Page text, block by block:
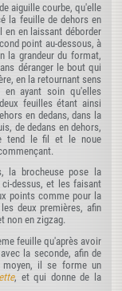
aiguille courbe, qu'elle
la feuille de dehors en
en en laissant déborder
point au-dessous, à
la grandeur du format,
déranger le bout qui
en la retournant sens
ayant soin qu'elles
feuilles étant ainsi
en dedans, dans la
de dedans en dehors,
tend le fil et le noue
la brocheuse pose la
dessus, et les faisant
points comme pour la
deux premières, afin
non en zigzag.
feuille qu'après avoir
la seconde, afin de
moyen, il se forme un
, et qui donne de la